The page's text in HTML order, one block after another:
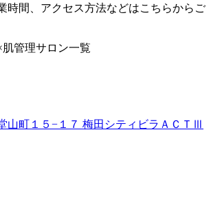
時間、アクセス方法などはこちらからご
管理サロン一覧
山町１５−１７ 梅田シティビラＡＣＴⅢ